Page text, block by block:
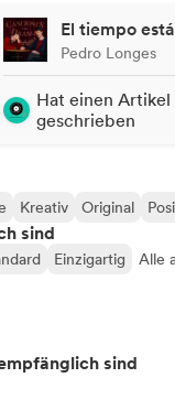
El tiempo
Pedro Longes
Hat einen Artikel
geschrieben
Kreativ Original
sind
Einzigartig Alle
sind